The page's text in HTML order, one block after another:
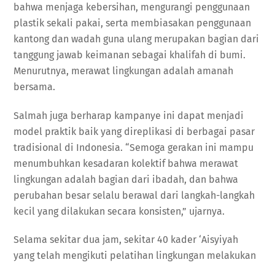
bahwa menjaga kebersihan, mengurangi penggunaan
plastik sekali pakai, serta membiasakan penggunaan
kantong dan wadah guna ulang merupakan bagian dari
tanggung jawab keimanan sebagai khalifah di bumi.
Menurutnya, merawat lingkungan adalah amanah
bersama.
Salmah juga berharap kampanye ini dapat menjadi
model praktik baik yang direplikasi di berbagai pasar
tradisional di Indonesia. “Semoga gerakan ini mampu
menumbuhkan kesadaran kolektif bahwa merawat
lingkungan adalah bagian dari ibadah, dan bahwa
perubahan besar selalu berawal dari langkah-langkah
kecil yang dilakukan secara konsisten,” ujarnya.
Selama sekitar dua jam, sekitar 40 kader ‘Aisyiyah
yang telah mengikuti pelatihan lingkungan melakukan